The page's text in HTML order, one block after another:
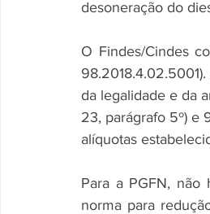
desoneração do
O Findes/Cindes
da legalidade e da
23, parágrafo 5º) e
alíquotas
Para a PGFN,
norma para